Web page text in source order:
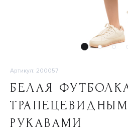
Артикул: 200057
БЕЛАЯ
РУКАВАМИ